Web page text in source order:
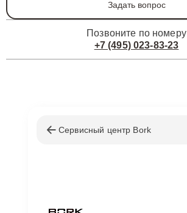
Задать вопрос
Позвоните по номеру
+7 (495) 023-83-23
Сервисный центр Bork